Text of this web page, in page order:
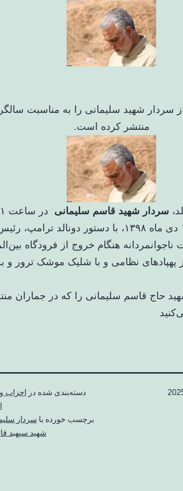
سردار شهید سلیمانی را به مناسبت
منتشر کرده است.
سردار شهید قاسم سلیمانی
دقیقه بامداد روز ۱۳ دی ماه ۱۳۹۸، با دستور دونالد
ناجوانمردانه هنگام خروج از فرودگاه
از پهپادهای نظامی و با شلیک موشک ترور و
حاج قاسم سلیمانی را که در جماران
دسته‌بندی شده در احزاب
برچسب خورده با سردار
شهید سپهبد